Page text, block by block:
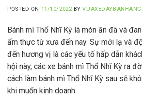
POSTED ON 11/10/2022BYVUAXEDAYBANHANG
Bánh mì Thổ Nhĩ Kỳ là món ăn đã và
ẩm thực từ xưa đến nay. Sự mới lạ và
đến hương vị là các yếu tố hấp dẫn
hội này, các xe bánh mì Thổ Nhĩ Kỳ ra
cách làm bánh mì Thổ Nhĩ Kỳ sau sẽ
khi muốn kinh doanh.